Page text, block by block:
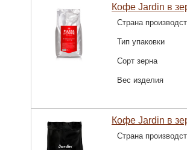
Кофе Jardin в
Страна
Тип упаковки
Сорт зерна
Вес изделия
Кофе Jardin в
Страна